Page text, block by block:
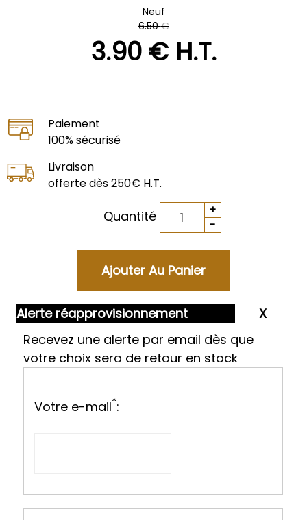
Neuf
6.50 €
3.90€ H.T.
Paiement
100% sécurisé
Livraison
offerte dès 250€ H.T.
Quantité
Alerte réapprovisionnement
Recevez une alerte par email dès que
votre choix sera de retour en stock
Votre e-mail*: